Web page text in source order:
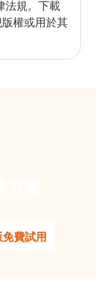
法規。下載
權或用於其
費試用